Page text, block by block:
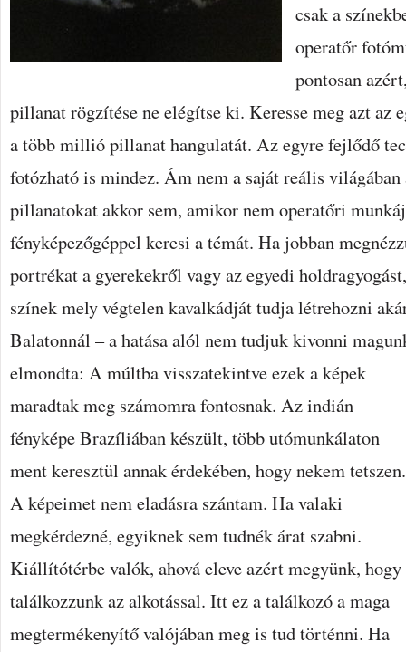
csak a
operatőr
pontosan
pillanat rögzítése ne elégítse ki. Keresse meg azt az
a több millió pillanat hangulatát. Az egyre fejlődő
fotózható is mindez. Ám nem a saját reális világában
pillanatokat akkor sem, amikor nem operatőri
fényképezőgéppel keresi a témát. Ha jobban
portrékat a gyerekekről vagy az egyedi
színek mely végtelen kavalkádját tudja létrehozni
Balatonnál – a hatása alól nem tudjuk kivonni
elmondta: A múltba visszatekintve ezek a képek
maradtak meg számomra fontosnak. Az indián
fényképe Brazíliában készült, több utómunkálaton
ment keresztül annak érdekében, hogy nekem tetszen.
A képeimet nem eladásra szántam. Ha valaki
megkérdezné, egyiknek sem tudnék árat szabni.
Kiállítótérbe valók, ahová eleve azért megyünk, hogy
találkozzunk az alkotással. Itt ez a találkozó a maga
megtermékenyítő valójában meg is tud történni. Ha